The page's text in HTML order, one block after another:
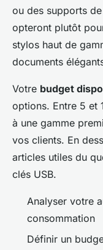
ou des supports
opteront plutôt
stylos haut de
documents
Votre budget
options. Entre 5 et
à une gamme
vos clients. En
articles utiles du
clés USB.
Analyser votre
consommation
Définir un